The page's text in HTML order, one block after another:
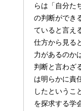
らは「自分た
の判断ができ
ていると言え
仕方から見る
力があるのか
判断と言わざ
は明らかに責
したというこ
を探求する学